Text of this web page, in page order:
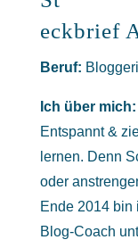
eckbrief
Beruf:
Ich über mich:
Entspannt &
lernen. Denn
oder
Ende 2014 bin
Blog-Coach